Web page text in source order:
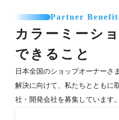
Partner
カラーミーシ
できること
日本全国のショップオーナーさ
解決に向けて、私たちとともに
社・開発会社を募集しています。